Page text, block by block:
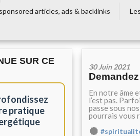
articles, ads & backlinks
SUR CE
pratique
30 Juin 2021
En notre âme
l’est pas.
passe sous
pourrais vous